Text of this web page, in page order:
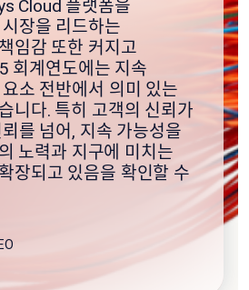
Cloud 플랫폼을
장을 리드하는
임감 또한 커지고
회계연도에는 지속
소 전반에서 의미 있는
니다. 특히 고객의 신뢰가
를 넘어, 지속 가능성을
노력과 지구에 미치는
장되고 있음을 확인할 수